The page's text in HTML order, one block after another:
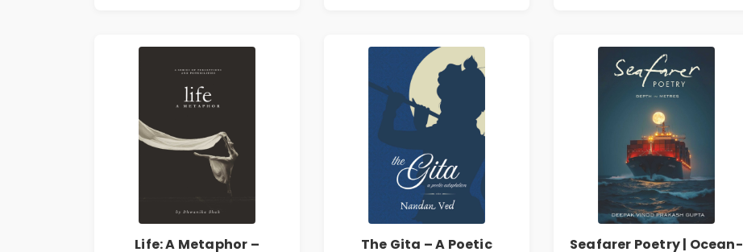
Life: A Metaphor – The Gita – A Poetic Seafarer Poetry | Ocean-